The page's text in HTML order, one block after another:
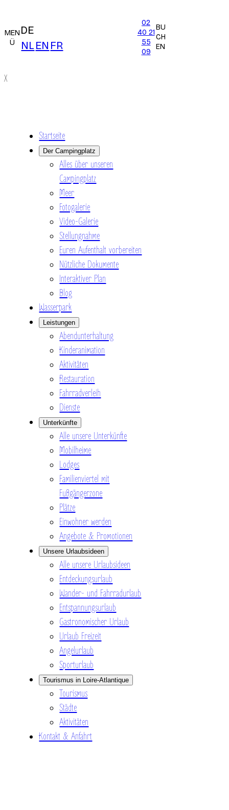
MEN
Ü
DE
NL EN FR
02
40 21
55
09
BU
CH
EN
X
Startseite
Der Campingplatz
Alles über unseren
Campingplatz
Meer
Fotogalerie
Video-Galerie
Stellungnahme
Euren Aufenthalt vorbereiten
Nützliche Dokumente
Interaktiver Plan
Blog
Wasserpark
Leistungen
Abendunterhaltung
Kinderanimation
Aktivitäten
Restauration
Fahrradverleih
Dienste
Unterkünfte
Alle unsere Unterkünfte
Mobilheime
Lodges
Familienviertel mit
Fußgängerzone
Plätze
Einwohner werden
Angebote & Promotionen
Unsere Urlaubsideen
Alle unsere Urlaubsideen
Entdeckungsurlaub
Wander- und Fahrradurlaub
Entspannungsurlaub
Gastronomischer Urlaub
Urlaub Freizeit
Angelurlaub
Sporturlaub
Tourismus in Loire-Atlantique
Tourismus
Städte
Aktivitäten
Kontakt & Anfahrt